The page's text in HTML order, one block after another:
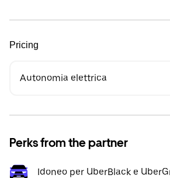
Pricing
Autonomia elettrica
Perks from the partner
Idoneo per UberBlack e